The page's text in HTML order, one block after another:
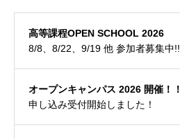
高等課程OPEN SCHOOL 2026
8/8、8/22、9/19 他 参加者募集中!!
オープンキャンパス 2026 開催！！
申し込み受付開始しました！